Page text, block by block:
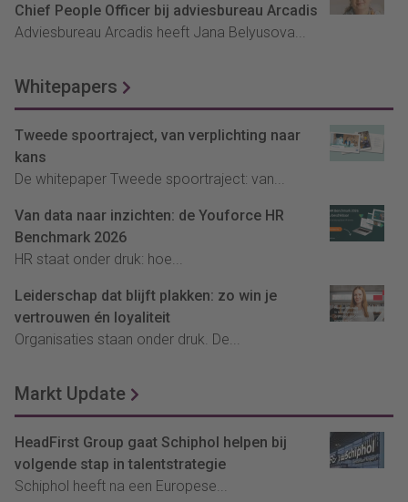
Chief People Officer bij adviesbureau Arcadis
Adviesbureau Arcadis heeft Jana Belyusova...
Whitepapers
Tweede spoortraject, van verplichting naar
kans
De whitepaper Tweede spoortraject: van...
Van data naar inzichten: de Youforce HR
Benchmark 2026
HR staat onder druk: hoe...
Leiderschap dat blijft plakken: zo win je
vertrouwen én loyaliteit
Organisaties staan onder druk. De...
Markt Update
HeadFirst Group gaat Schiphol helpen bij
volgende stap in talentstrategie
Schiphol heeft na een Europese...